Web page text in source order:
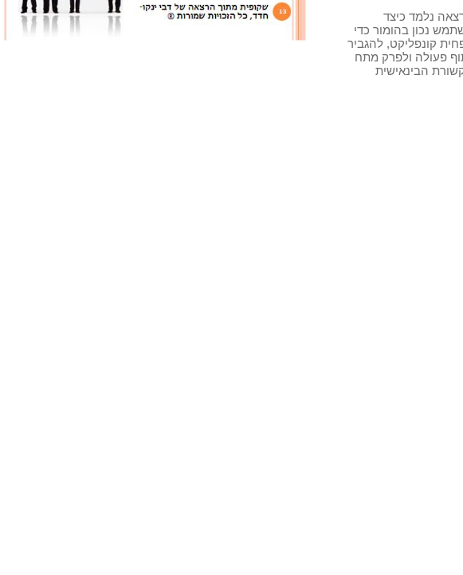
נלמד כיצד
נכון בהומור כדי
קונפליקט, להגביר
פעולה ולפרק מתח
הבינאישית